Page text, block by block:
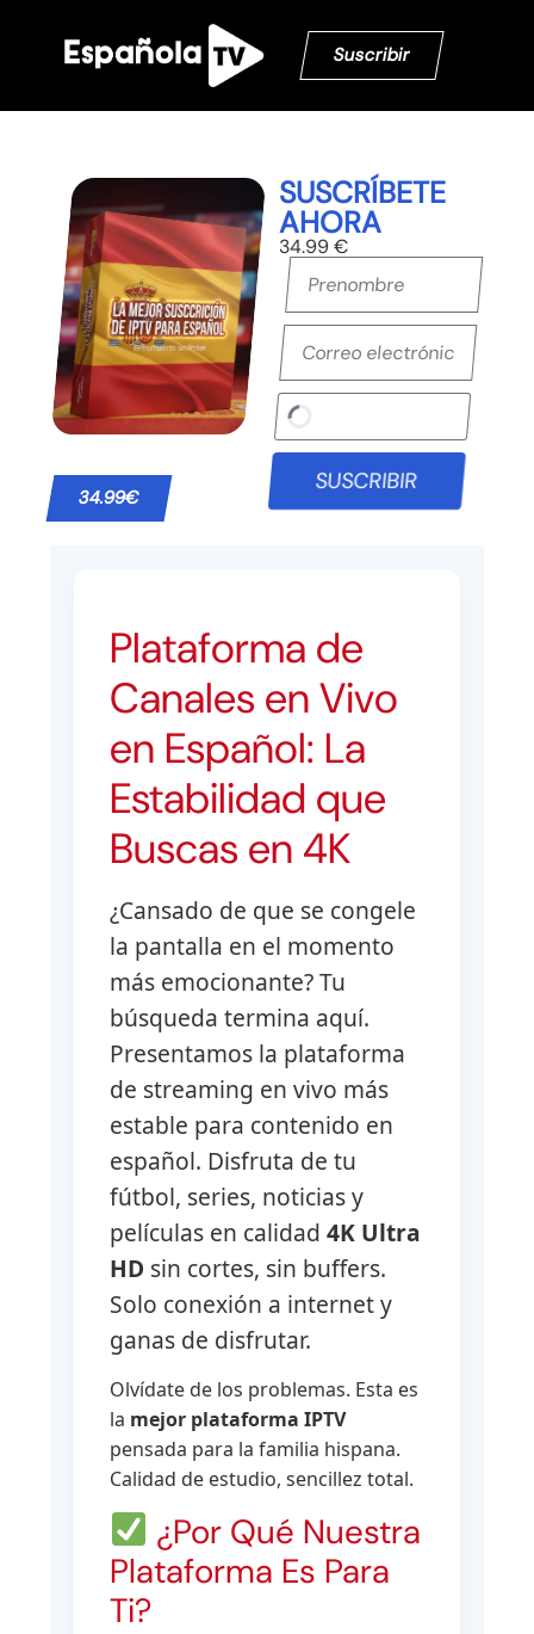
Suscribir
34.99€
SUSCRÍBETE
AHORA
34.99 €
SUSCRIBIR
Plataforma de
Canales en Vivo
en Español: La
Estabilidad que
Buscas en 4K
¿Cansado de que se congele
la pantalla en el momento
más emocionante? Tu
búsqueda termina aquí.
Presentamos la plataforma
de streaming en vivo más
estable para contenido en
español. Disfruta de tu
fútbol, series, noticias y
películas en calidad4K Ultra
HD sin cortes, sin buffers.
Solo conexión a internet y
ganas de disfrutar.
Olvídate de los problemas. Esta es
la mejor plataforma IPTV
pensada para la familia hispana.
Calidad de estudio, sencillez total.
¿Por Qué Nuestra
Plataforma Es Para
Ti?